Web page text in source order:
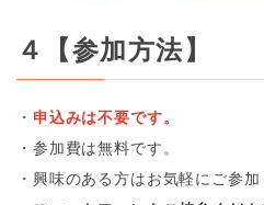
４【参加方法】
・ 申込みは不要です。
・参加費は無料です。
・興味のある方はお気軽にご参加